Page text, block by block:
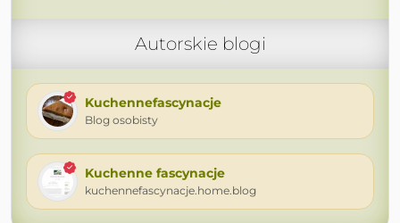
Autorskie blogi
Kuchennefascynacje
Blog osobisty
Kuchenne fascynacje
kuchennefascynacje.home.blog